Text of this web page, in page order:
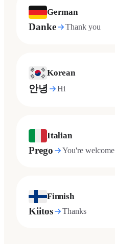
German
Danke Thank you
Korean
안녕 Hi
Italian
Prego You're welcome
Finnish
Kiitos Thanks